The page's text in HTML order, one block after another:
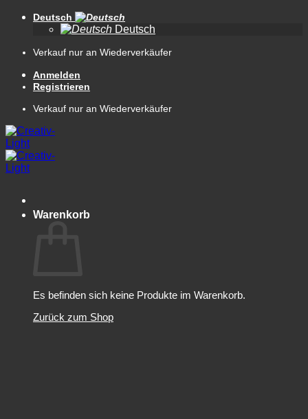
Zum
Deutsch
Deutsch
Verkauf nur an Wiederverkäufer
Anmelden
Registrieren
Verkauf nur an Wiederverkäufer
Warenkorb
Es befinden sich keine Produkte im Warenkorb.
Zurück zum Shop